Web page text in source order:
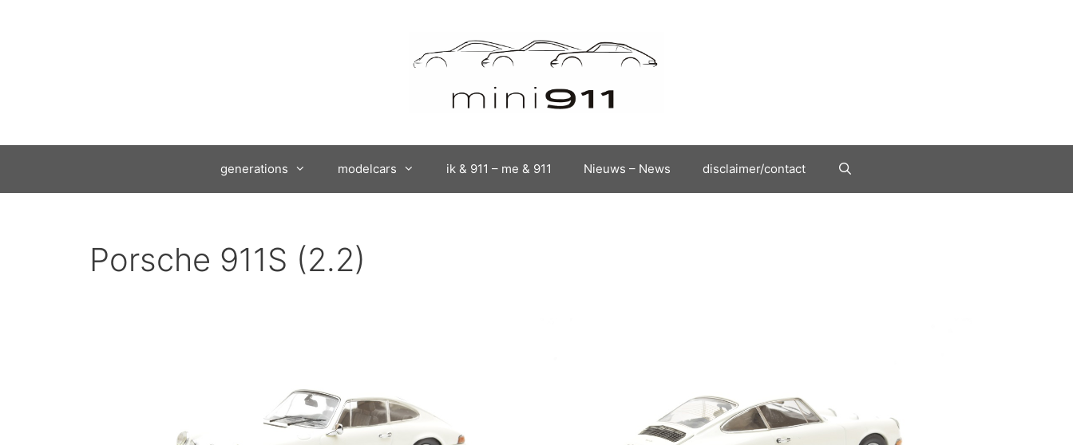
generations modelcars ik & 911 – me & 911 Nieuws – News disclaimer/contact
Porsche 911S (2.2)